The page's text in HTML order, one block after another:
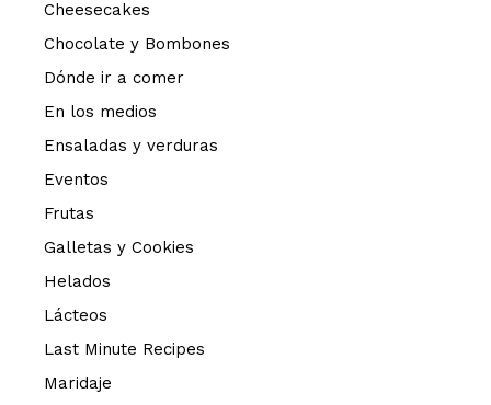
Cheesecakes
Chocolate y Bombones
Dónde ir a comer
En los medios
Ensaladas y verduras
Eventos
Frutas
Galletas y Cookies
Helados
Lácteos
Last Minute Recipes
Maridaje